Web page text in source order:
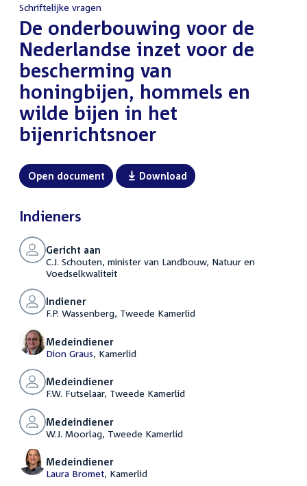
Schriftelijke vragen
:De onderbouwing voor de
Nederlandse inzet voor de
bescherming van
honingbijen, hommels en
wilde bijen in het
bijenrichtsnoer
Open document Download
Indieners
Gericht aan
C.J. Schouten, minister van Landbouw, Natuur en
Voedselkwaliteit
Indiener
F.P. Wassenberg, Tweede Kamerlid
Medeindiener
Dion Graus, Kamerlid
Medeindiener
F.W. Futselaar, Tweede Kamerlid
Medeindiener
W.J. Moorlag, Tweede Kamerlid
Medeindiener
Laura Bromet, Kamerlid